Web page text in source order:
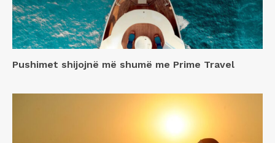
Pushimet shijojnë më shumë me Prime Travel